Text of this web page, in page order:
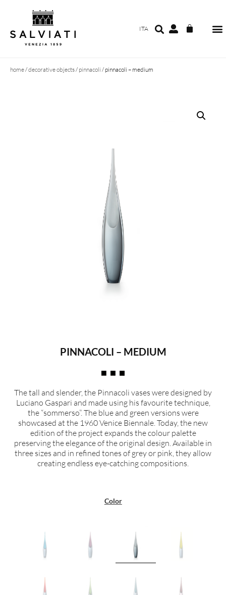
ITA
home/decorative objects/ pinnacoli / pinnacoli – medium
PINNACOLI – MEDIUM
The tall and slender, the Pinnacoli vases were designed by
Luciano Gaspari and made using his favourite technique,
the “sommerso”. The blue and green versions were
showcased at the 1960 Venice Biennale. Today, the new
edition of the project expands the colour palette
preserving the elegance of the original design. Available in
three sizes and in refined tones of grey or pink, they allow
creating endless eye-catching compositions.
Color